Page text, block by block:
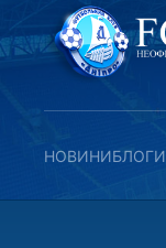
НОВИНИБЛОГИ